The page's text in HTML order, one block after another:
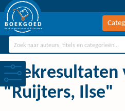
BOEKGOED
Boekengroothandel Hilversum
Zoekresultaten
"Ruijters, Ilse"